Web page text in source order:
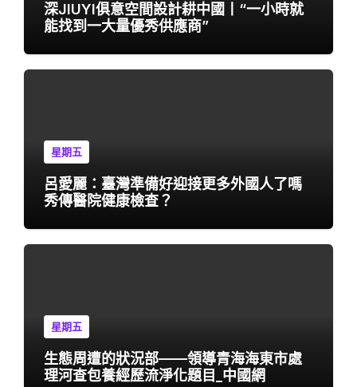
深JIUYI俱意空間設計耕中國丨“一小時就
能找到一大量優秀供應商”
星期五
呂愛麗：臺灣準備好迎接更多外國人了嗎
秀傳醫院健康檢查？
星期五
生態周遭的狀況部——領導青海海東市處
理河查包養經歷流淨化題目_中國網